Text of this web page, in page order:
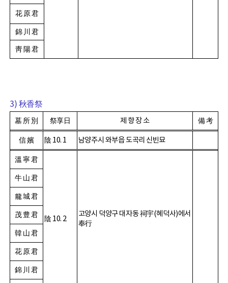
花 原 君
錦 川 君
靑 陽 君
3) 秋香祭
墓 所 別 祭享日 제 향 장 소 備 考
信 嬪 陰 10. 1 남양주시 와부읍 도곡리 신빈묘
溫 寧 君
陰 10. 2
고양시 덕양구 대자동祠宇(혜덕사)에서
奉行
牛 山 君
龍 城 君
茂 豊 君
韓 山 君
花 原 君
錦 川 君